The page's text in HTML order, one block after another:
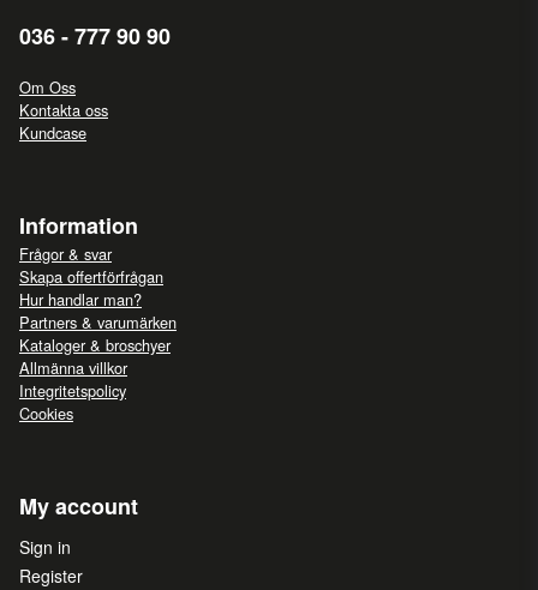
036 - 777 90 90
Om Oss
Kontakta oss
Kundcase
Information
Frågor & svar
Skapa offertförfrågan
Hur handlar man?
Partners & varumärken
Kataloger & broschyer
Allmänna villkor
Integritetspolicy
Cookies
My account
Sign in
Register